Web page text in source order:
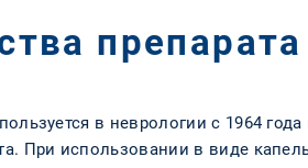
в неврологии с 1964 года
При использовании в виде